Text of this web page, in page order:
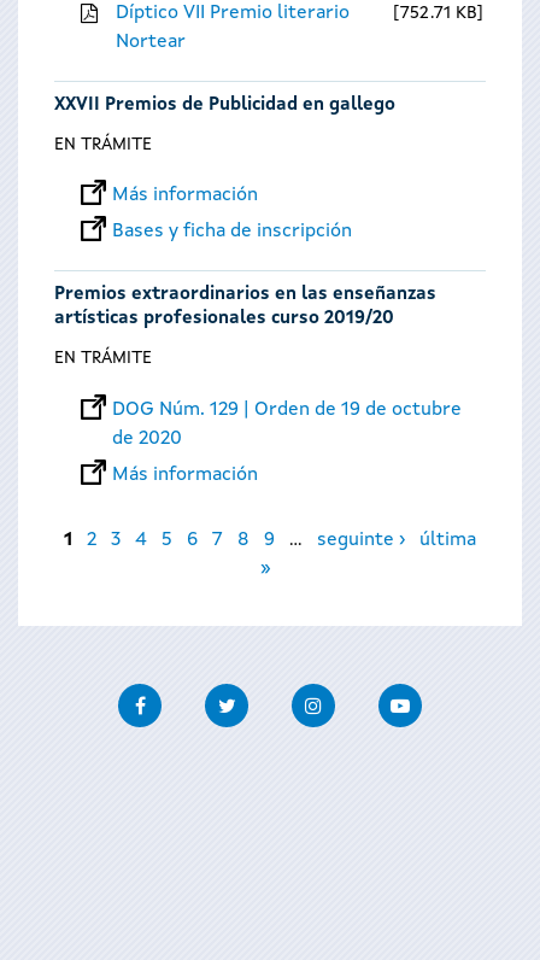
Díptico VII Premio literario
Nortear
752.71 KB
XXVII Premios de Publicidad en gallego
EN TRÁMITE
Más información
Bases y ficha de inscripción
Premios extraordinarios en las enseñanzas
artísticas profesionales curso 2019/20
EN TRÁMITE
DOG Núm. 129 | Orden de 19 de octubre
de 2020
Más información
Páginas
1 2 3 4 5 6 7 8 9 … seguinte ›
última
»
FacebookTwitter InstagramYoutube